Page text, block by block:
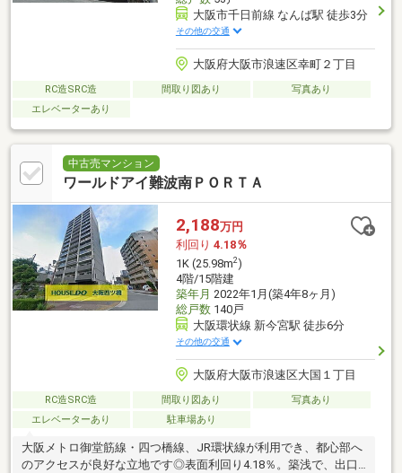
大阪市千日前線 なんば駅 徒歩3分
その他の交通
大阪府大阪市浪速区幸町２丁目
RC造SRC造 間取り図あり
写真あり
エレベーターあり
中古売マンション
ワールドアイ難波南ＰＯＲＴＡ
2,188万円
利回り 4.18％
1K (25.98m2)
4階/15階建
築年月 2022年1月(築4年8ヶ月)
総戸数140戸
大阪環状線 新今宮駅 徒歩6分
その他の交通
大阪府大阪市浪速区大国１丁目
RC造SRC造 間取り図あり
写真あり
エレベーターあり
駐車場あり
大阪メトロ御堂筋線・四つ橋線、JR環状線が利用でき、都心部へ
のアクセスが良好な立地です◎表面利回り4.18％。築浅で、出口